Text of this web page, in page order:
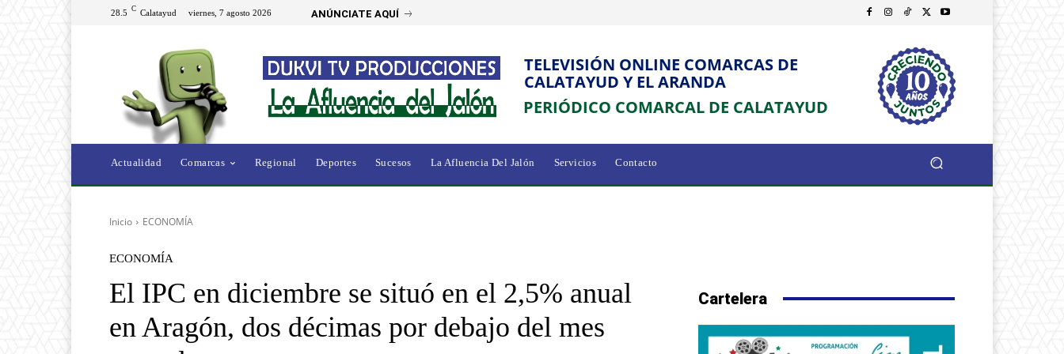
28.5 C Calatayud viernes, 7 agosto 2026 ANÚNCIATE AQUÍ
TELEVISIÓN ONLINE COMARCAS DE
CALATAYUD Y EL ARANDA
PERIÓDICO COMARCAL DE CALATAYUD
Actualidad Comarcas Regional Deportes Sucesos La Afluencia Del Jalón Servicios Contacto
Inicio ECONOMÍA
ECONOMÍA
El IPC en diciembre se situó en el 2,5% anual
en Aragón, dos décimas por debajo del mes
Cartelera